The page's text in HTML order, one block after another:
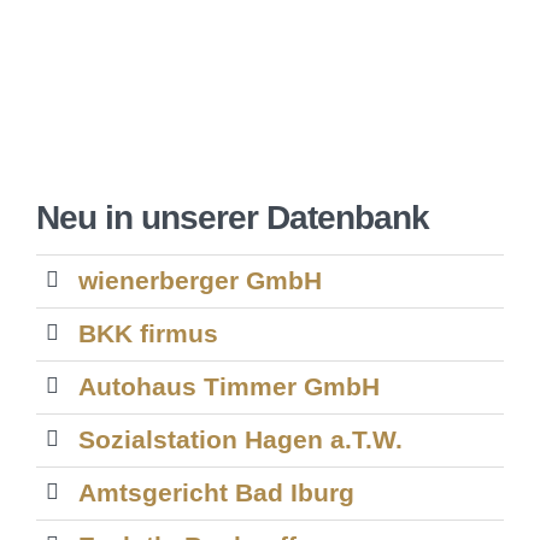
Neu in unserer Datenbank
wienerberger GmbH
BKK firmus
Autohaus Timmer GmbH
Sozialstation Hagen a.T.W.
Amtsgericht Bad Iburg